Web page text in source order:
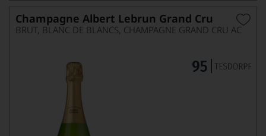
Champagne Albert Lebrun Grand Cru
BRUT, BLANC DE BLANCS, CHAMPAGNE GRAND CRU AC